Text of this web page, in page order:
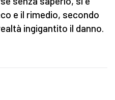
e il rimedio, secondo
ingigantito il danno.